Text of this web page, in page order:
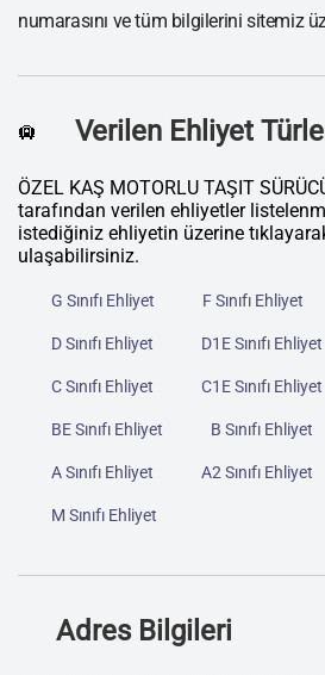
numarasını ve tüm bilgilerini sitemiz
🛄 Verilen Ehliyet
ÖZEL KAŞ MOTORLU TAŞIT
tarafından verilen ehliyetler
istediğiniz ehliyetin üzerine
ulaşabilirsiniz.
G Sınıfı Ehliyet F Sınıfı Ehliyet
D Sınıfı Ehliyet D1E Sınıfı Ehliyet
C Sınıfı Ehliyet C1E Sınıfı Ehliyet
BE Sınıfı Ehliyet B Sınıfı Ehliyet
A Sınıfı Ehliyet A2 Sınıfı Ehliyet
M Sınıfı Ehliyet
Adres Bilgileri